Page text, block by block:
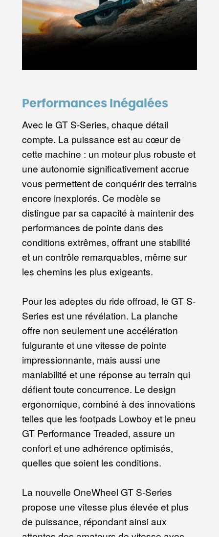
Performances Inégalées
Avec le GT S-Series, chaque détail
compte. La puissance est au cœur de
cette machine : un moteur plus robuste et
une autonomie significativement accrue
vous permettent de conquérir des terrains
encore inexplorés. Ce modèle se
distingue par sa capacité à maintenir des
performances de pointe dans des
conditions extrêmes, offrant une stabilité
et un contrôle remarquables, même sur
les chemins les plus exigeants.
Pour les adeptes du ride offroad, le GT S-
Series est une révélation. La planche
offre non seulement une accélération
fulgurante et une vitesse de pointe
impressionnante, mais aussi une
maniabilité et une réponse au terrain qui
défient toute concurrence. Le design
ergonomique, combiné à des innovations
telles que les footpads Lowboy et le pneu
GT Performance Treaded, assure un
confort et une adhérence optimisés,
quelles que soient les conditions.
La nouvelle OneWheel GT S-Series
propose une vitesse plus élevée et plus
de puissance, répondant ainsi aux